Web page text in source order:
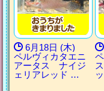
6月18日 (木)
ペルヴィカタエニ
アータス ナイジ
ェリアレッド …